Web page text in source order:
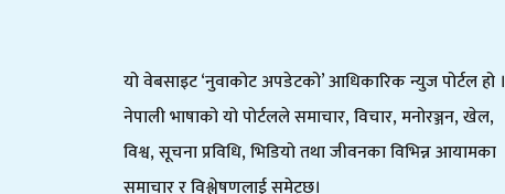
यो वेबसाइट ‘नुवाकोट अपडेटको’ आधिकारिक न्युज पोर्टल हो ।
नेपाली भाषाको यो पोर्टलले समाचार, विचार, मनोरञ्जन, खेल,
विश्व, सूचना प्रविधि, भिडियो तथा जीवनका विभिन्न आयामका